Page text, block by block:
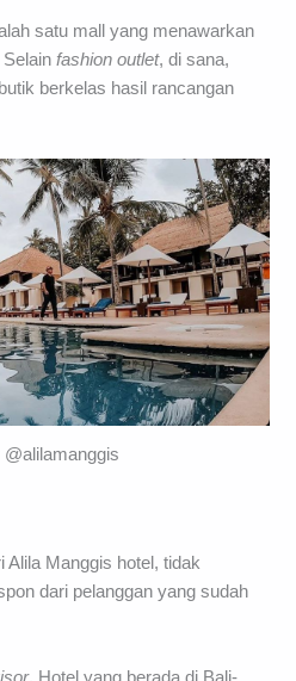
satu mall yang menawarkan
Selainfashion outlet, di sana,
berkelas hasil rancangan
@alilamanggis
Alila Manggis hotel, tidak
dari pelanggan yang sudah
, Hotel yang berada di Bali-